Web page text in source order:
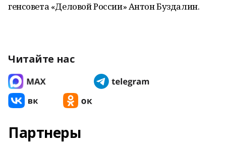
генсовета «Деловой России» Антон Буздалин.
Читайте нас
Партнеры